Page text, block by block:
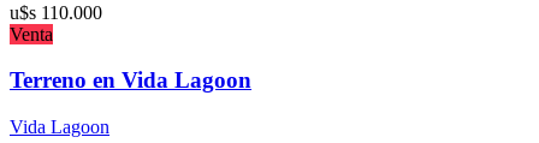
u$s 110.000
Venta
Terreno en Vida Lagoon
Vida Lagoon